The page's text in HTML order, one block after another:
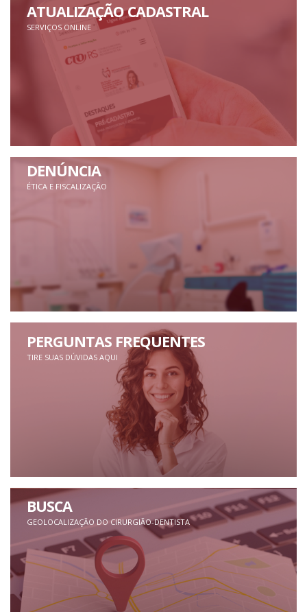
ATUALIZAÇÃO CADASTRAL
SERVIÇOS ONLINE
DENÚNCIA
ÉTICA E FISCALIZAÇÃO
PERGUNTAS FREQUENTES
TIRE SUAS DÚVIDAS AQUI
BUSCA
GEOLOCALIZAÇÃO DO CIRURGIÃO-DENTISTA